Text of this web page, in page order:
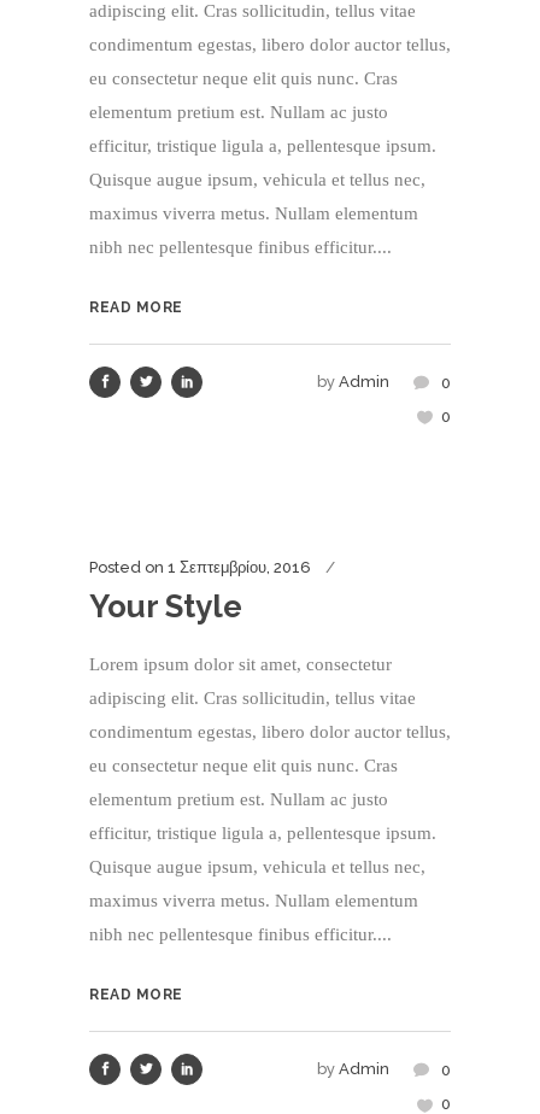
adipiscing elit. Cras sollicitudin, tellus vitae
condimentum egestas, libero dolor auctor tellus,
eu consectetur neque elit quis nunc. Cras
elementum pretium est. Nullam ac justo
efficitur, tristique ligula a, pellentesque ipsum.
Quisque augue ipsum, vehicula et tellus nec,
maximus viverra metus. Nullam elementum
nibh nec pellentesque finibus efficitur....
READ MORE
by Admin
0
0
Posted on 1 Σεπτεμβρίου, 2016
Your Style
Lorem ipsum dolor sit amet, consectetur
adipiscing elit. Cras sollicitudin, tellus vitae
condimentum egestas, libero dolor auctor tellus,
eu consectetur neque elit quis nunc. Cras
elementum pretium est. Nullam ac justo
efficitur, tristique ligula a, pellentesque ipsum.
Quisque augue ipsum, vehicula et tellus nec,
maximus viverra metus. Nullam elementum
nibh nec pellentesque finibus efficitur....
READ MORE
by Admin
0
0